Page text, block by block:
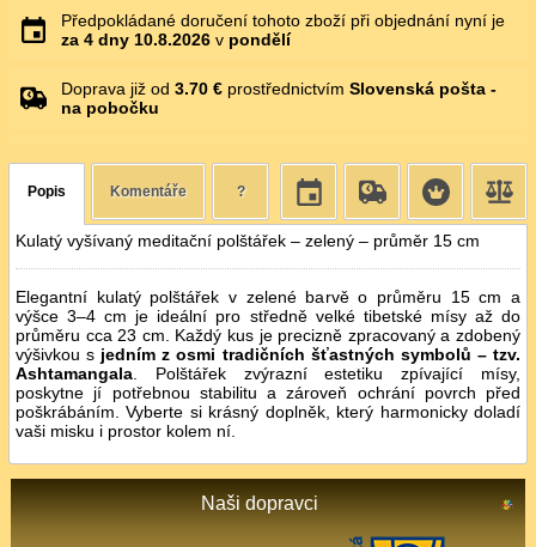
Naši dopravci
Předpokládané doručení tohoto zboží při objednání nyní je
za 4 dny 10.8.2026 v pondělí
Doprava již od 3.70 € prostřednictvím Slovenská pošta -
na pobočku
Popis Komentáře ?
Kulatý vyšívaný meditační polštářek – zelený – průměr 15 cm
Elegantní kulatý polštářek v zelené barvě o průměru 15 cm a
výšce 3–4 cm je ideální pro středně velké tibetské mísy až do
průměru cca 23 cm. Každý kus je precizně zpracovaný a zdobený
výšivkou s jedním z osmi tradičních šťastných symbolů – tzv.
Ashtamangala . Polštářek zvýrazní estetiku zpívající mísy,
poskytne jí potřebnou stabilitu a zároveň ochrání povrch před
poškrábáním. Vyberte si krásný doplněk, který harmonicky doladí
vaši misku i prostor kolem ní.